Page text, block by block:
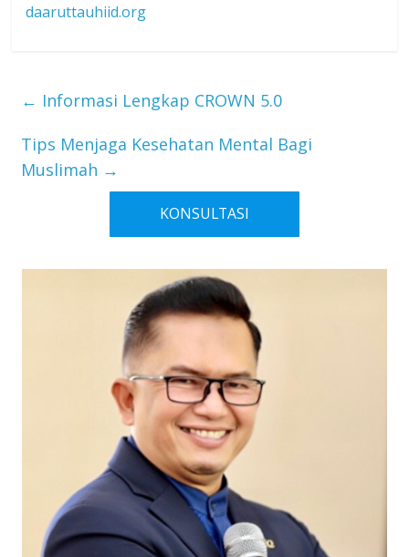
daaruttauhiid.org
← Informasi Lengkap CROWN 5.0
Tips Menjaga Kesehatan Mental Bagi
Muslimah →
KONSULTASI